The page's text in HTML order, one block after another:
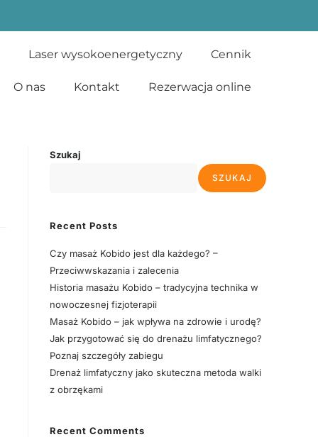
Laser wysokoenergetyczny Cennik
O nas Kontakt Rezerwacja online
Szukaj
SZUKAJ
Recent Posts
Czy masaż Kobido jest dla każdego? –
Przeciwwskazania i zalecenia
Historia masażu Kobido – tradycyjna technika w
nowoczesnej fizjoterapii
Masaż Kobido – jak wpływa na zdrowie i urodę?
Jak przygotować się do drenażu limfatycznego?
Poznaj szczegóły zabiegu
Drenaż limfatyczny jako skuteczna metoda walki
z obrzękami
Recent Comments